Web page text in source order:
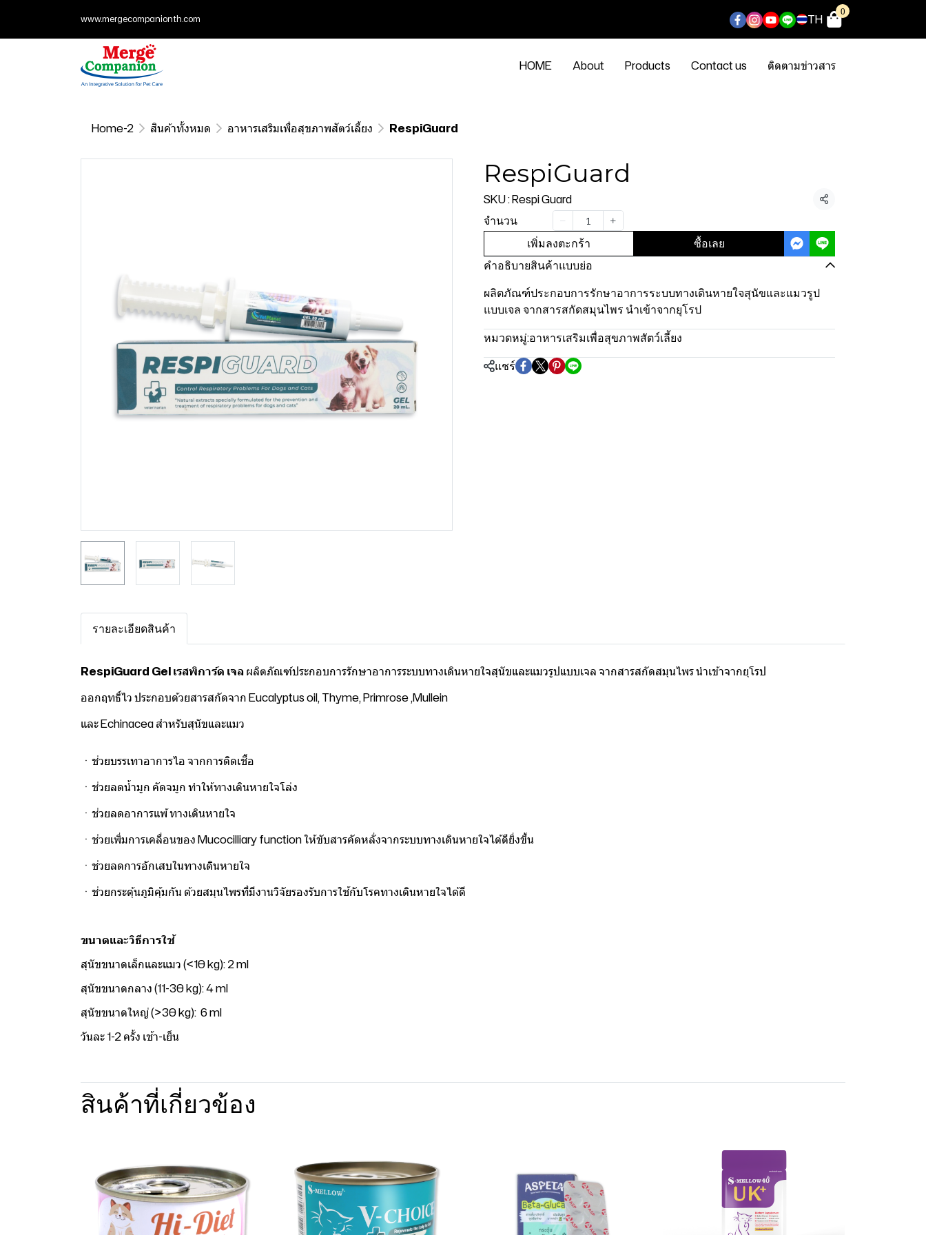
www.mergecompanionth.com TH
0
HOME About Products Contact us ติดตามข่าวสาร
Home-2 สินค้าทั้งหมด อาหารเสริมเพื่อสุขภาพสัตว์เลี้ยง RespiGuard
RespiGuard
SKU : Respi Guard แชร์
จำนวน
เพิ่มลงตะกร้า ซื้อเลย
คำอธิบายสินค้าแบบย่อ
ผลิตภัณฑ์ประกอบการรักษาอาการระบบทางเดินหายใจสุนัขและแมวรูป
แบบเจล จากสารสกัดสมุนไพร นำเข้าจากยุโรป
หมวดหมู่:อาหารเสริมเพื่อสุขภาพสัตว์เลี้ยง
แชร์
รายละเอียดสินค้า
RespiGuard Gel เรสพิการ์ด เจลผลิตภัณฑ์ประกอบการรักษาอาการระบบทางเดินหายใจสุนัขและแมวรูปแบบเจล จากสารสกัดสมุนไพร นำเข้าจากยุโรป
ออกฤทธิ์ไว ประกอบด้วยสารสกัดจาก Eucalyptus oil, Thyme, Primrose ,Mullein
และ Echinacea สำหรับสุนัขและแมว
ㆍช่วยบรรเทาอาการไอ จากการติดเชื้อ
ㆍช่วยลดน้ำมูก คัดจมูก ทำให้ทางเดินหายใจโล่ง
ㆍช่วยลดอาการแพ้ ทางเดินหายใจ
ㆍช่วยเพิ่มการเคลื่อนของ Mucocilliary function ให้ขับสารคัดหลั่งจากระบบทางเดินหายใจได้ดียิ่งขึ้น
ㆍช่วยลดการอักเสบในทางเดินหายใจ
ㆍช่วยกระตุ้นภูมิคุ้มกัน ด้วยสมุนไพรที่มีงานวิจัยรองรับการใช้กับโรคทางเดินหายใจได้ดี
ขนาดและวิธีการใช้
สุนัขขนาดเล็กและแมว (<10 kg): 2 ml
สุนัขขนาดกลาง (11-30 kg): 4 ml
สุนัขขนาดใหญ่ (>30 kg): 6 ml
วันละ 1-2 ครั้ง เช้า-เย็น
สินค้าที่เกี่ยวข้อง